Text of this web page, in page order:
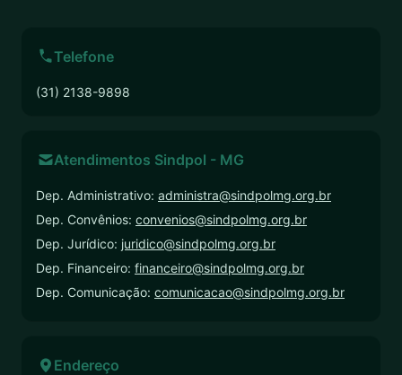
Telefone
(31) 2138-9898
Atendimentos Sindpol - MG
Dep. Administrativo: administra@sindpolmg.org.br
Dep. Convênios: convenios@sindpolmg.org.br
Dep. Jurídico: juridico@sindpolmg.org.br
Dep. Financeiro: financeiro@sindpolmg.org.br
Dep. Comunicação: comunicacao@sindpolmg.org.br
Endereço